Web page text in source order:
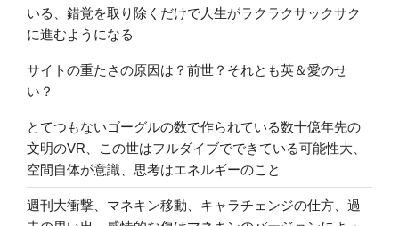
いる、錯覚を取り除くだけで人生がラクラクサックサク
に進むようになる
サイトの重たさの原因は？前世？それとも英＆愛のせ
い？
とてつもないゴーグルの数で作られている数十億年先の
文明のVR、この世はフルダイブでできている可能性大、
空間自体が意識、思考はエネルギーのこと
週刊大衝撃、マネキン移動、キャラチェンジの仕方、過